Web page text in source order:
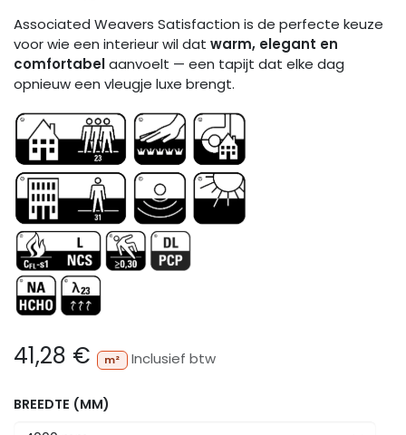
Associated Weavers Satisfaction is de perfecte keuze
voor wie een interieur wil dat warm, elegant en
comfortabelaanvoelt — een tapijt dat elke dag
opnieuw een vleugje luxe brengt.
41,28 € m² Inclusief btw
BREEDTE (MM)